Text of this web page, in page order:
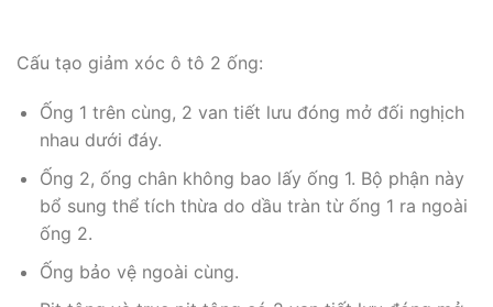
Cấu tạo giảm xóc ô tô 2 ống:
Ống 1 trên cùng, 2 van tiết lưu đóng mở đối nghịch
nhau dưới đáy.
Ống 2, ống chân không bao lấy ống 1. Bộ phận này
bổ sung thể tích thừa do dầu tràn từ ống 1 ra ngoài
ống 2.
Ống bảo vệ ngoài cùng.